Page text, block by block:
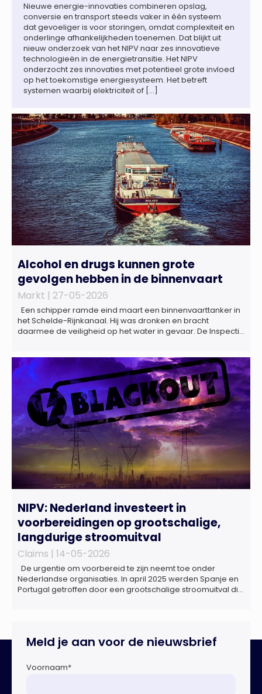
Nieuwe energie-innovaties combineren opslag,
conversie en transport steeds vaker in één systeem
dat gevoeliger is voor storingen, omdat complexiteit en
onderlinge afhankelijkheden toenemen. Dat blijkt uit
nieuw onderzoek van het NIPV naar zes innovatieve
technologieën in de energietransitie. Het NIPV
onderzocht zes innovaties met potentieel grote invloed
op het toekomstige energiesysteem. Het betreft
systemen waarbij elektriciteit of […]
Alcohol en drugs kunnen grote
gevolgen hebben in de binnenvaart
Markt | 27-05-2026
Een schipper ramde eind maart een binnenvaarttanker in
het Schelde-Rijnkanaal. Hij was dronken en bracht
daarmee de veiligheid op het water in gevaar. De Inspectie
veiligheid op het water in gevaar én kan grote gevolgen
hebben voor de […]
NIPV: Nederland investeert in
voorbereidingen op grootschalige,
langdurige stroomuitval
Claims | 14-05-2026
De urgentie om voorbereid te zijn neemt toe onder
Nederlandse organisaties. In april 2025 werden Spanje en
Portugal getroffen door een grootschalige stroomuitval die
noodaggregaten.Begin dit jaar vond […]
Meld je aan voor de nieuwsbrief
Voornaam*